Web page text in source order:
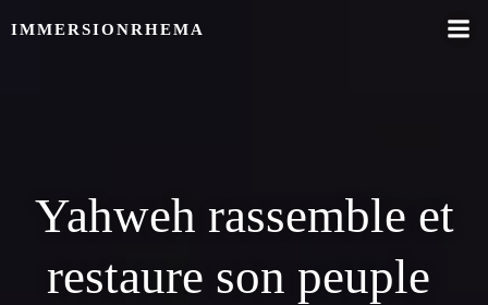
IMMERSIONRHEMA
Yahweh rassemble et
restaure son peuple